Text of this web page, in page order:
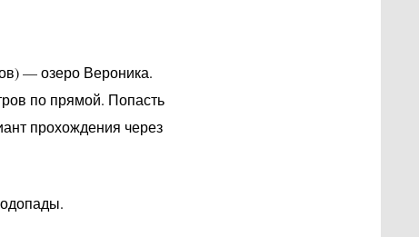
— озеро Вероника.
по прямой. Попасть
прохождения через